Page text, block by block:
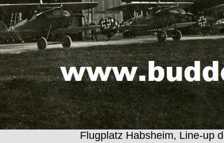
Flugplatz Habsheim, Line-up